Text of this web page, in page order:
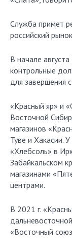
Служба примет
российский
В начале
контрольные
для завершения
«Красный яр» и
Восточной
магазинов
Туве и Хакасии.
«Хлебсоль» в
Забайкальском
магазинами
центрами.
В 2021 г.
«Восточный